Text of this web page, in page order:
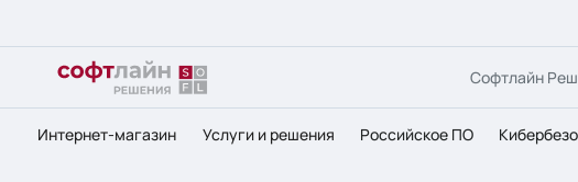
Софтлайн
Интернет-магазин Услуги и решения Российское ПО